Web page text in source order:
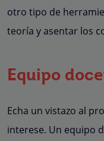
otro tipo de
teoría y asentar los
Equipo
Echa un vistazo al
interese. Un equipo